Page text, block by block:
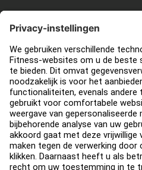
Service Hub
Onderwijs Hub
Over
Vind een distributeur
Zoek een Winkel
Legaal